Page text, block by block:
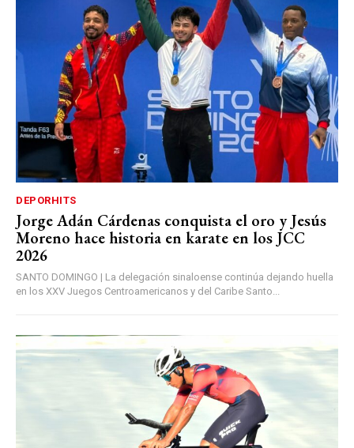
DEPORHITS
Jorge Adán Cárdenas conquista el oro y Jesús
Moreno hace historia en karate en los JCC
2026
SANTO DOMINGO | La delegación sinaloense continúa dejando huella
en los XXV Juegos Centroamericanos y del Caribe Santo...